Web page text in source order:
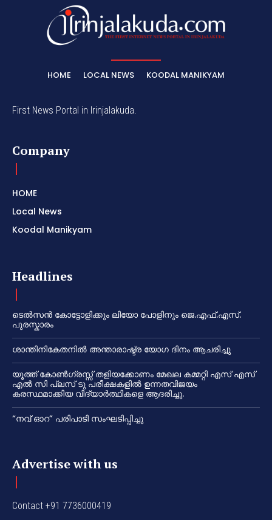
HOME LOCAL NEWS KOODAL MANIKYAM
First News Portal in Irinjalakuda.
Company
HOME
Local News
Koodal Manikyam
Headlines
ടെൽസൻ കോട്ടോളിക്കും ലിയോ പോളിനും ജെ.എഫ്.എസ്.
പുരസ്കാരം
ശാന്തിനികേതനിൽ അന്താരാഷ്ട്ര യോഗ ദിനം ആചരിച്ചു
യൂത്ത് കോൺഗ്രസ്സ് തളിയക്കോണം മേഖല കമ്മറ്റി എസ് എസ്
എൽ സി പ്ലസ് ടു പരീക്ഷകളിൽ ഉന്നതവിജയം
കരസ്ഥമാക്കിയ വിദ്യാർത്ഥികളെ ആദരിച്ചു.
“നവ് ഓറ” പരിപാടി സംഘടിപ്പിച്ചു
Advertise with us
Contact +91 7736000419